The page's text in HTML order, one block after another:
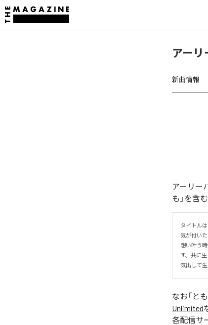
アーリ
新曲情報
アーリー
も」を含
タイトル
気が付い
想い叶う
す。共に
気出して
なお「とも
Unlimited
各配信サ